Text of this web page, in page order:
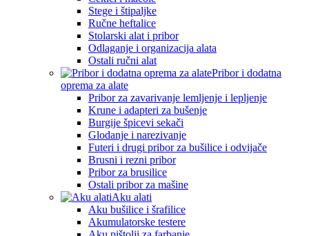
Stege i štipaljke
Ručne heftalice
Stolarski alat i pribor
Odlaganje i organizacija alata
Ostali ručni alat
Pribor i dodatna
oprema za alate
Pribor za zavarivanje lemljenje i lepljenje
Krune i adapteri za bušenje
Burgije špicevi sekači
Glodanje i narezivanje
Futeri i drugi pribor za bušilice i odvijače
Brusni i rezni pribor
Pribor za brusilice
Ostali pribor za mašine
Aku alati
Aku bušilice i šrafilice
Akumulatorske testere